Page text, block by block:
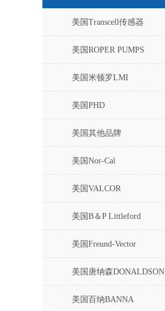
美国Transcell传感器
美国ROPER PUMPS
美国米顿罗LMI
美国PHD
美国其他品牌
美国Nor-Cal
美国VALCOR
美国B＆P Littleford
美国Freund-Vector
美国唐纳森DONALDSON
美国百纳BANNA